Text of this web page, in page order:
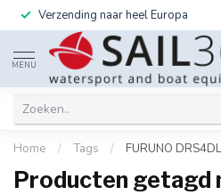
Verzending naar heel Europa
MENU
Home / Tags / FURUNO
Producten getagd